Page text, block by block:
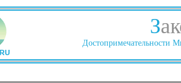
RU
З
Достопримечательности